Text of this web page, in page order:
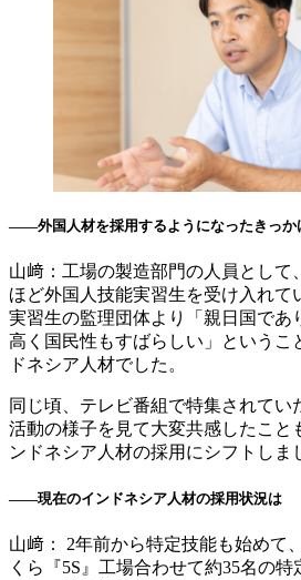
――外国人材を採用するようになったきっか
山﨑：工場の製造部門の人員として
ほど外国人技能実習生を受け入れて
実習生の監理団体より「親日国であ
高く国民性もすばらしい」というこ
ドネシア人材でした。
同じ頃、テレビ番組で特集されてい
活動の様子を見て大変共感したこと
ンドネシア人材の採用にシフトしま
――現在のインドネシア人材の採用状況は
山﨑： 2年前から特定技能も始めて
くら『5S』工場合わせて約35名の